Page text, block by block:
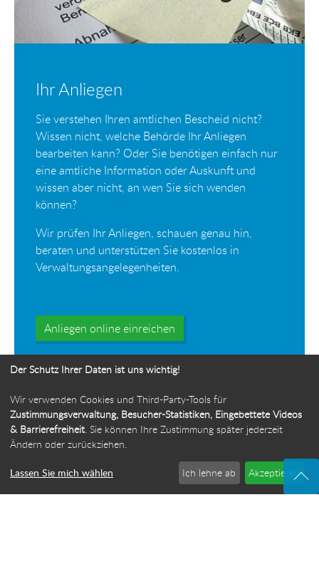
Ihr Anliegen
Sie verstehen Ihren amtlichen Bescheid nicht?
Wissen nicht, welche Behörde Ihr Anliegen
bearbeiten kann? Oder Sie benötigen einfach nur
eine amtliche Information oder Auskunft und
wissen aber nicht, an wen Sie sich wenden
können?
Wir prüfen Ihr Anliegen, schauen genau hin,
beraten und unterstützen Sie kostenlos in
Verwaltungsangelegenheiten.
Anliegen online einreichen
Ihr Weg zur Bürgerbeauftragten
Route planen
Der Schutz Ihrer Daten ist uns wichtig!
Wir verwenden Cookies und Third-Party-Tools für
Zustimmungsverwaltung, Besucher-Statistiken, Eingebettete Videos
& Barrierefreiheit. Sie können Ihre Zustimmung später jederzeit
Ändern oder zurückziehen.
Lassen Sie mich wählen Ich lehne ab Akzeptieren